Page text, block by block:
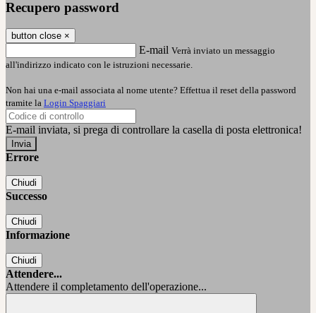
Recupero password
button close ×
E-mail Verrà inviato un messaggio
all'indirizzo indicato con le istruzioni necessarie.
Non hai una e-mail associata al nome utente? Effettua il reset della password
tramite la Login Spaggiari
E-mail inviata, si prega di controllare la casella di posta elettronica!
Errore
Chiudi
Successo
Chiudi
Informazione
Chiudi
Attendere...
Attendere il completamento dell'operazione...